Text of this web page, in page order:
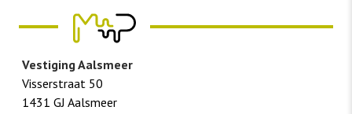
Vestiging Aalsmeer
Visserstraat 50
1431 GJ Aalsmeer